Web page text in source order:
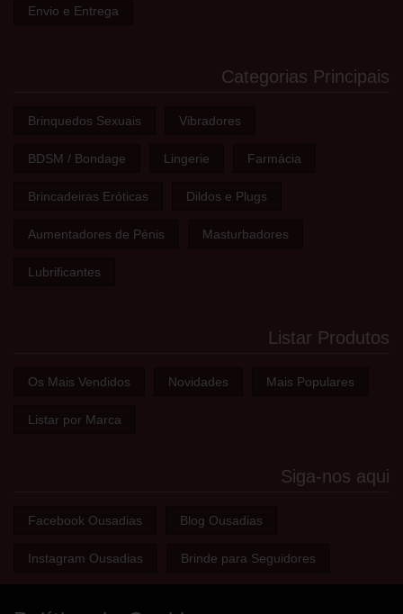
Envio e Entrega
Categorias Principais
Brinquedos Sexuais Vibradores
BDSM / Bondage Lingerie Farmácia
Brincadeiras Eróticas Dildos e Plugs
Aumentadores de Pénis Masturbadores
Lubrificantes
Listar Produtos
Os Mais Vendidos Novidades Mais Populares
Listar por Marca
Siga-nos aqui
Facebook Ousadias Blog Ousadias
Instagram Ousadias Brinde para Seguidores